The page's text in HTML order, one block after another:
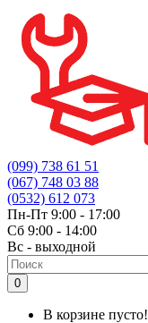
(099) 738 61 51
(067) 748 03 88
(0532) 612 073
Пн-Пт 9:00 - 17:00
Сб 9:00 - 14:00
Вс - выходной
0
В корзине пусто!